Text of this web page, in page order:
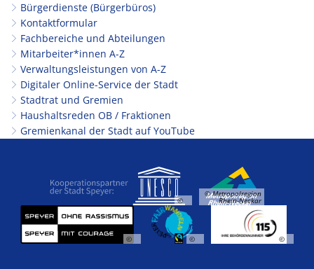
Bürgerdienste (Bürgerbüros)
Kontaktformular
Fachbereiche und Abteilungen
Mitarbeiter*innen A-Z
Verwaltungsleistungen von A-Z
Digitaler Online-Service der Stadt
Stadtrat und Gremien
Haushaltsreden OB / Fraktionen
Gremienkanal der Stadt auf YouTube
©
© Metropolregion
Rhein-Neckar
© © ©